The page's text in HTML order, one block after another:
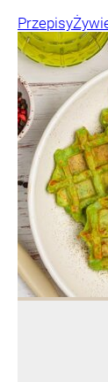
Przepisy